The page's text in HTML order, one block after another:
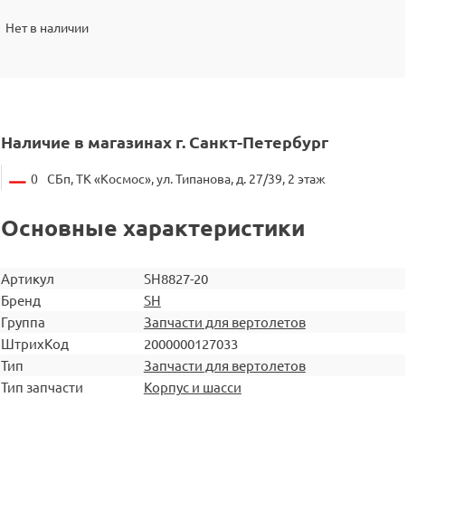
Нет в наличии
Наличие в магазинах г. Санкт-Петербург
0 СБп, ТК «Космос», ул. Типанова, д. 27/39, 2 этаж
Основные характеристики
Артикул
SH8827-20
Бренд
SH
Группа
Запчасти для вертолетов
ШтрихКод
2000000127033
Тип
Запчасти для вертолетов
Тип запчасти
Корпус и шасси